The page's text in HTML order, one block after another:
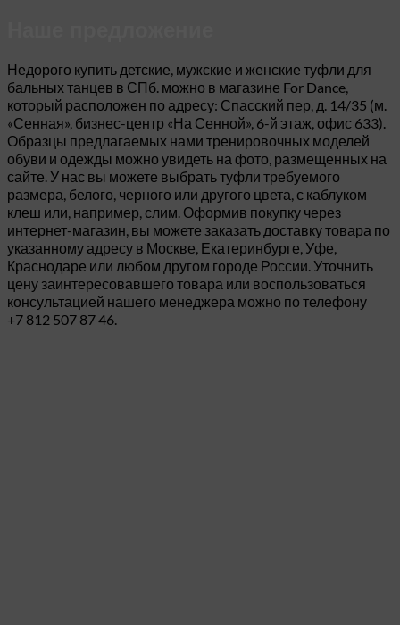
Недорого купить детские, мужские и женские туфли для
бальных танцев в СПб. можно в магазине For Dance,
который расположен по адресу: Спасский пер, д. 14/35 (м.
«Сенная», бизнес-центр «На Сенной», 6-й этаж, офис 633).
Образцы предлагаемых нами тренировочных моделей
обуви и одежды можно увидеть на фото, размещенных на
сайте. У нас вы можете выбрать туфли требуемого
размера, белого, черного или другого цвета, с каблуком
клеш или, например, слим. Оформив покупку через
интернет-магазин, вы можете заказать доставку товара по
указанному адресу в Москве, Екатеринбурге, Уфе,
Краснодаре или любом другом городе России. Уточнить
цену заинтересовавшего товара или воспользоваться
консультацией нашего менеджера можно по телефону
+7 812 507 87 46.